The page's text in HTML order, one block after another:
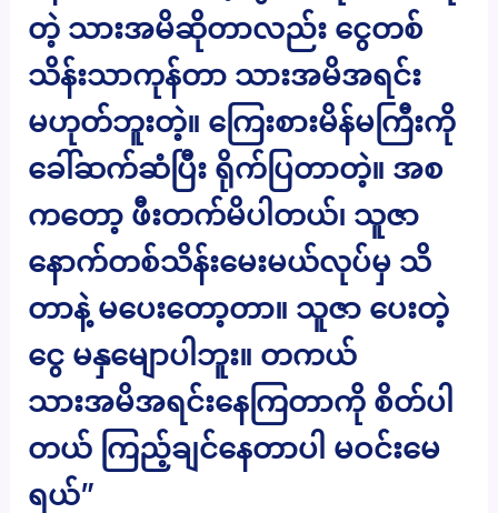
တဲ့ သားအမိဆိုတာလည်း ငွေတစ်
သိန်းသာကုန်တာ သားအမိအရင်း
မဟုတ်ဘူးတဲ့။ ကြေးစားမိန်မကြီးကို
ခေါ်ဆက်ဆံပြီး ရိုက်ပြတာတဲ့။ အစ
ကတော့ ဖီးတက်မိပါတယ်၊ သူဇာ
နောက်တစ်သိန်းမေးမယ်လုပ်မှ သိ
တာနဲ့ မပေးတော့တာ။ သူဇာ ပေးတဲ့
ငွေ မနှမျောပါဘူး။ တကယ်
သားအမိအရင်းနေကြတာကို စိတ်ပါ
တယ် ကြည့်ချင်နေတာပါ မဝင်းမေ
ရယ်”